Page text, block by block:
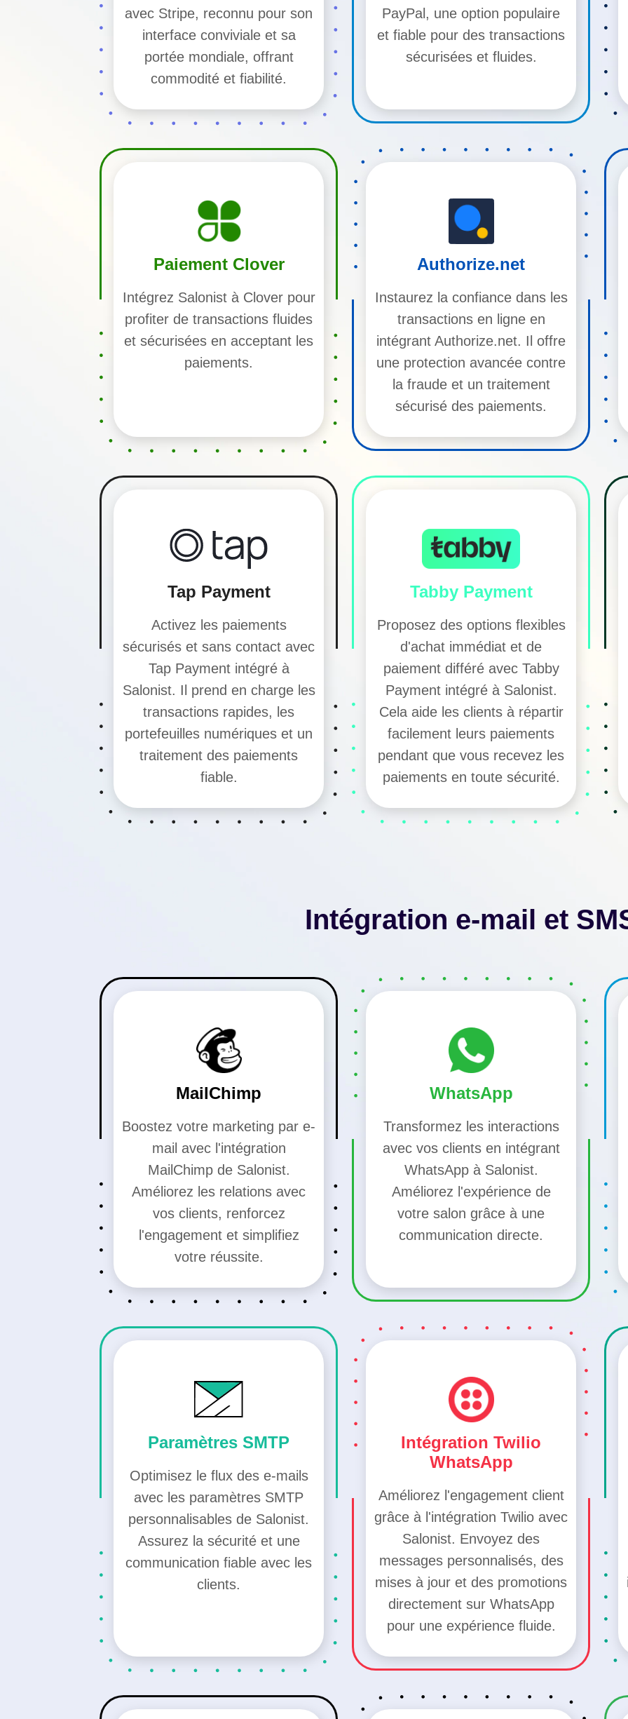
avec Stripe, reconnu pour son
interface conviviale et sa
portée mondiale, offrant
commodité et fiabilité.
PayPal, une option populaire
et fiable pour des transactions
sécurisées et fluides.
Paiement Clover
Intégrez Salonist à Clover pour
profiter de transactions fluides
et sécurisées en acceptant les
paiements.
Authorize.net
Instaurez la confiance dans les
transactions en ligne en
intégrant Authorize.net. Il offre
une protection avancée contre
la fraude et un traitement
sécurisé des paiements.
Tap Payment
Activez les paiements
sécurisés et sans contact avec
Tap Payment intégré à
Salonist. Il prend en charge les
transactions rapides, les
portefeuilles numériques et un
traitement des paiements
fiable.
Tabby Payment
Proposez des options flexibles
d'achat immédiat et de
paiement différé avec Tabby
Payment intégré à Salonist.
Cela aide les clients à répartir
facilement leurs paiements
pendant que vous recevez les
paiements en toute sécurité.
Intégration e-mail et
MailChimp
Boostez votre marketing par e-
mail avec l'intégration
MailChimp de Salonist.
Améliorez les relations avec
vos clients, renforcez
l'engagement et simplifiez
votre réussite.
WhatsApp
Transformez les interactions
avec vos clients en intégrant
WhatsApp à Salonist.
Améliorez l'expérience de
votre salon grâce à une
communication directe.
Paramètres SMTP
Optimisez le flux des e-mails
avec les paramètres SMTP
personnalisables de Salonist.
Assurez la sécurité et une
communication fiable avec les
clients.
Intégration Twilio
WhatsApp
Améliorez l'engagement client
grâce à l'intégration Twilio avec
Salonist. Envoyez des
messages personnalisés, des
mises à jour et des promotions
directement sur WhatsApp
pour une expérience fluide.